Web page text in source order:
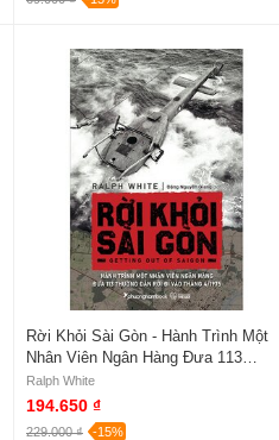
Rời Khỏi Sài Gòn - Hành Trình Một
Nhân Viên Ngân Hàng Đưa 113
Thường Dân Rời Đi Vào Tháng
4/1975
Ralph White
194.650 ₫
229.000 ₫ -15%